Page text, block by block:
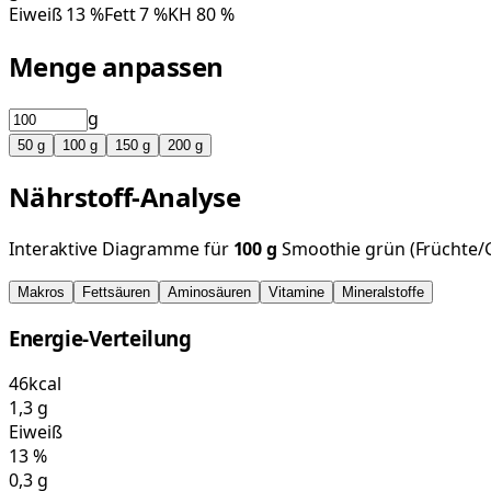
Eiweiß13%Fett7%KH 80%
Menge anpassen
g
50 g 100 g 150 g 200 g
Nährstoff-Analyse
Interaktive Diagramme für 100g Smoothie grün (Früchte/
Makros Fettsäuren Aminosäuren Vitamine Mineralstoffe
Energie-Verteilung
46kcal
1,3g
Eiweiß
13%
0,3g